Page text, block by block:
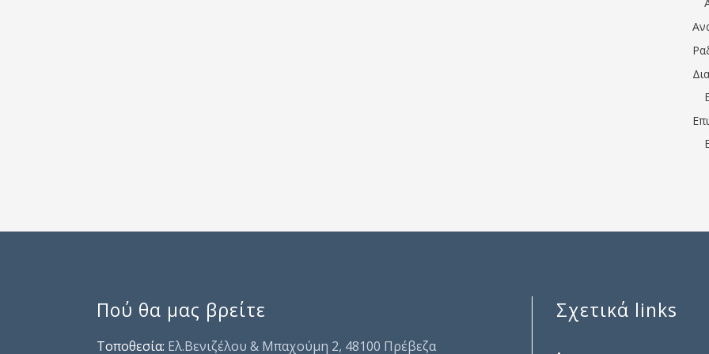
Πού θα μας βρείτε
Τοποθεσία: Ελ.Βενιζέλου & Μπαχούμη 2, 48100 Πρέβεζα
Σχετικά links
.